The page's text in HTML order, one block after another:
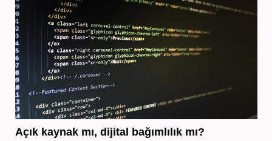
Açık kaynak mı, dijital bağımlılık mı?